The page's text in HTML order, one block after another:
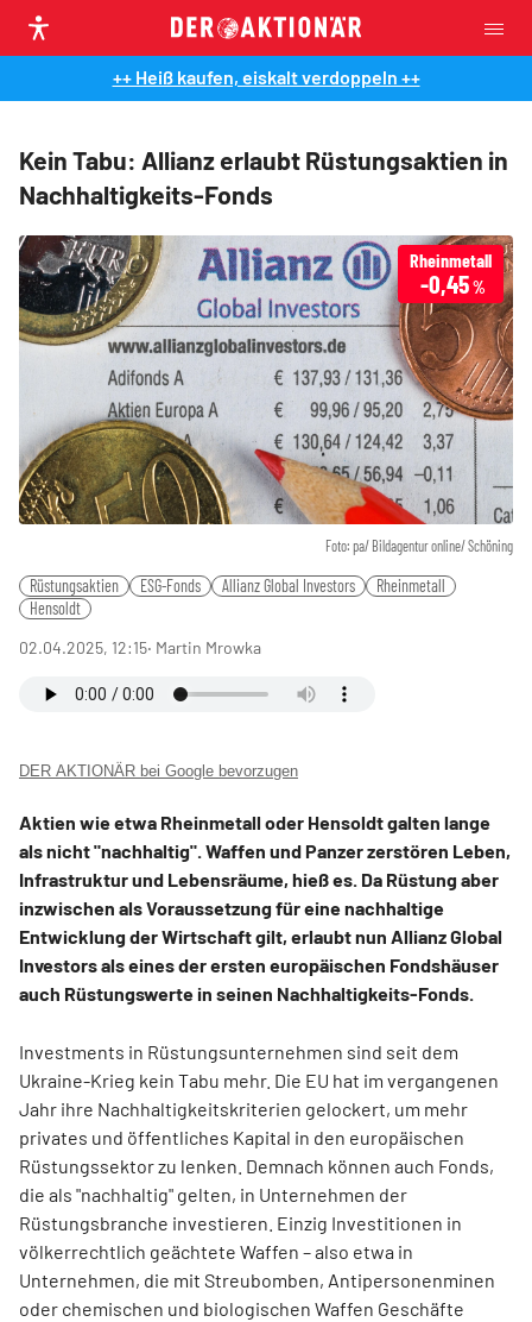
++ Heiß kaufen, eiskalt verdoppeln ++
Kein Tabu: Allianz erlaubt Rüstungsaktien in
Nachhaltigkeits-Fonds
Foto: pa/ Bildagentur online/ Schöning
Rheinmetall
-0,45%
Rüstungsaktien ESG-Fonds Allianz Global Investors
Rheinmetall
Hensoldt
02.04.2025, 12:15‧ Martin Mrowka
DER AKTIONÄR bei Google bevorzugen
Aktien wie etwa Rheinmetall oder Hensoldt galten lange
als nicht "nachhaltig". Waffen und Panzer zerstören Leben,
Infrastruktur und Lebensräume, hieß es. Da Rüstung aber
inzwischen als Voraussetzung für eine nachhaltige
Entwicklung der Wirtschaft gilt, erlaubt nun Allianz Global
Investors als eines der ersten europäischen Fondshäuser
auch Rüstungswerte in seinen Nachhaltigkeits-Fonds.
Investments in Rüstungsunternehmen sind seit dem
Ukraine-Krieg kein Tabu mehr. Die EU hat im vergangenen
Jahr ihre Nachhaltigkeitskriterien gelockert, um mehr
privates und öffentliches Kapital in den europäischen
Rüstungssektor zu lenken. Demnach können auch Fonds,
die als "nachhaltig" gelten, in Unternehmen der
Rüstungsbranche investieren. Einzig Investitionen in
völkerrechtlich geächtete Waffen – also etwa in
Unternehmen, die mit Streubomben, Antipersonenminen
oder chemischen und biologischen Waffen Geschäfte